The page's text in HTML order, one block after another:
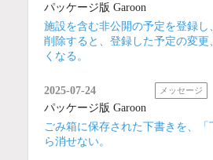
パッケージ版 Garoon
施設を含む非公開の予定を登録し
削除すると、登録した予定の変更
くなる。
2025-07-24 メッセージ
パッケージ版 Garoon
ごみ箱に保存された下書きを、
ら消せない。